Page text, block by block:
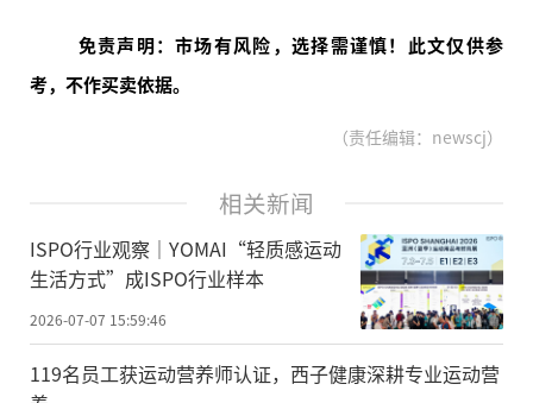
免责声明：市场有风险，选择需谨慎！此文仅供参
考，不作买卖依据。
（责任编辑：newscj）
相关新闻
ISPO行业观察｜YOMAI“轻质感运动
生活方式”成ISPO行业样本
2026-07-07 15:59:46
119名员工获运动营养师认证，西子健康深耕专业运动营